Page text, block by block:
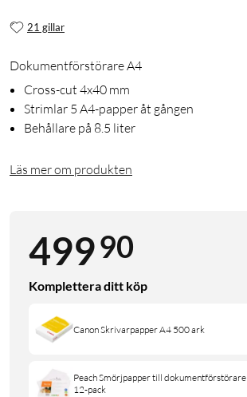
21 gillar
Dokumentförstörare A4
Cross-cut 4x40 mm
Strimlar 5 A4-papper åt gången
Behållare på 8.5 liter
Läs mer om produkten
49990
Komplettera ditt köp
Canon Skrivarpapper A4 500 ark
Peach Smörjpapper till dokumentförstörare
12-pack